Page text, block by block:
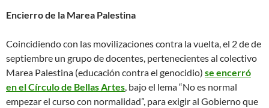
Encierro de la Marea Palestina
Coincidiendo con las movilizaciones contra la vuelta, el 2 de de
septiembre un grupo de docentes, pertenecientes al colectivo
Marea Palestina (educación contra el genocidio) se encerró
en el Círculo de Bellas Artes, bajo el lema “No es normal
empezar el curso con normalidad”, para exigir al Gobierno que